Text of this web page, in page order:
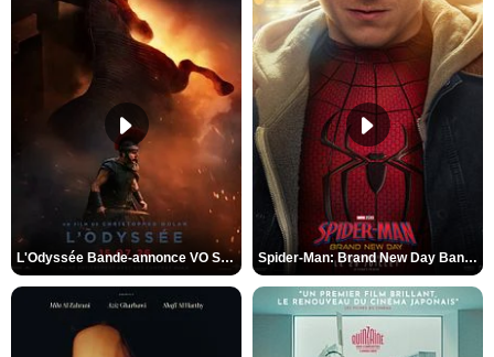
L'Odyssée Bande-annonce VO STFR Spider-Man: Brand New Day Bande-annonce VO STFR